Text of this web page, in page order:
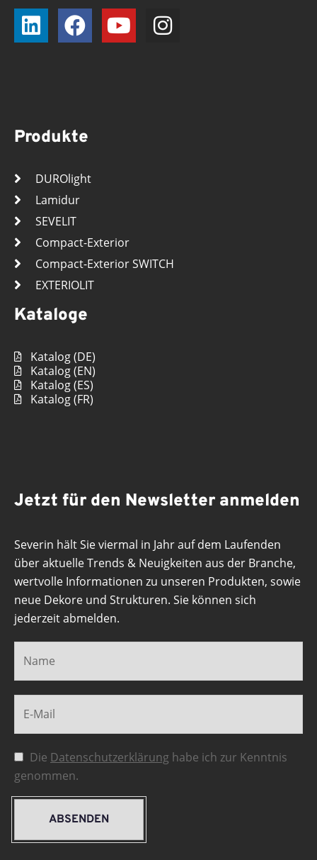
Produkte
DUROlight
Lamidur
SEVELIT
Compact-Exterior
Compact-Exterior SWITCH
EXTERIOLIT
Kataloge
Katalog (DE)
Katalog (EN)
Katalog (ES)
Katalog (FR)
Jetzt für den Newsletter anmelden
Severin hält Sie viermal in Jahr auf dem Laufenden
über aktuelle Trends & Neuigkeiten aus der Branche,
wertvolle Informationen zu unseren Produkten, sowie
neue Dekore und Strukturen. Sie können sich
jederzeit abmelden.
Die Datenschutzerklärung habe ich zur Kenntnis
genommen.
ABSENDEN